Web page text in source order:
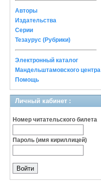
Авторы
Издательства
Серии
Тезаурус (Рубрики)
Электронный каталог
Мандельштамовского центра
Помощь
Личный кабинет :
Номер читательского билета
Пароль (имя кириллицей)